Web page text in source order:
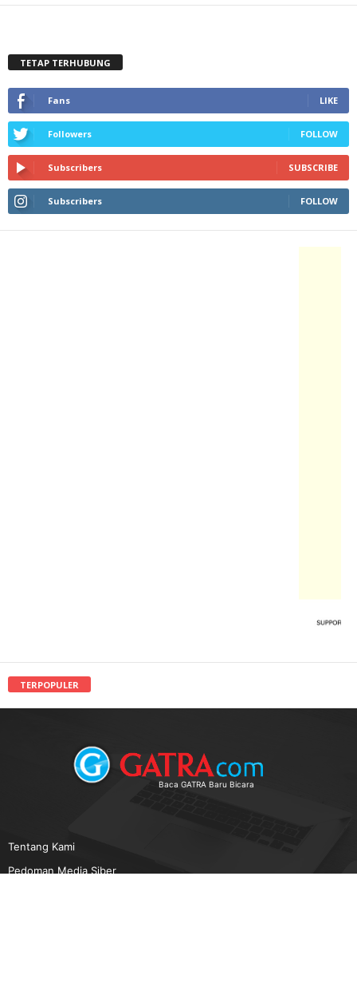
TETAP TERHUBUNG
Fans LIKE
Followers FOLLOW
Subscribers SUBSCRIBE
Subscribers FOLLOW
TERPOPULER
Baca GATRA Baru Bicara
Tentang Kami
Pedoman Media Siber